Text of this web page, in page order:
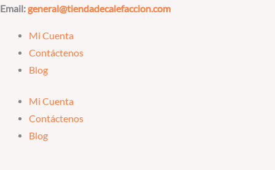
Ir
contenido
Email:general@tiendadecalefaccion.com
Mi Cuenta
Contáctenos
Blog
Mi Cuenta
Contáctenos
Blog